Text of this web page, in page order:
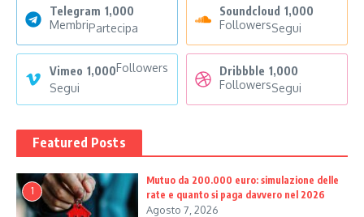
Telegram 1,000
MembriPartecipa
Soundcloud 1,000
FollowersSegui
Vimeo 1,000Followers
Segui
Dribbble 1,000
FollowersSegui
Featured Posts
1
Mutuo da 200.000 euro: simulazione delle
rate e quanto si paga davvero nel 2026
Agosto 7, 2026